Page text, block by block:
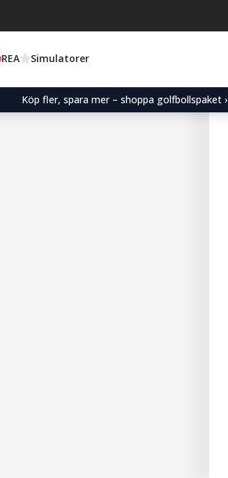
REA Simulatorer
Köp fler, spara mer – shoppa golfbollspaket ›